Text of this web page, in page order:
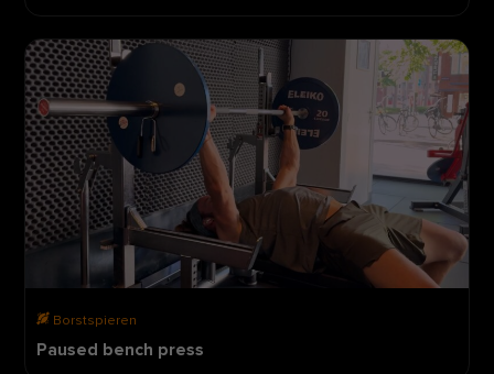
Borstspieren
Paused bench press